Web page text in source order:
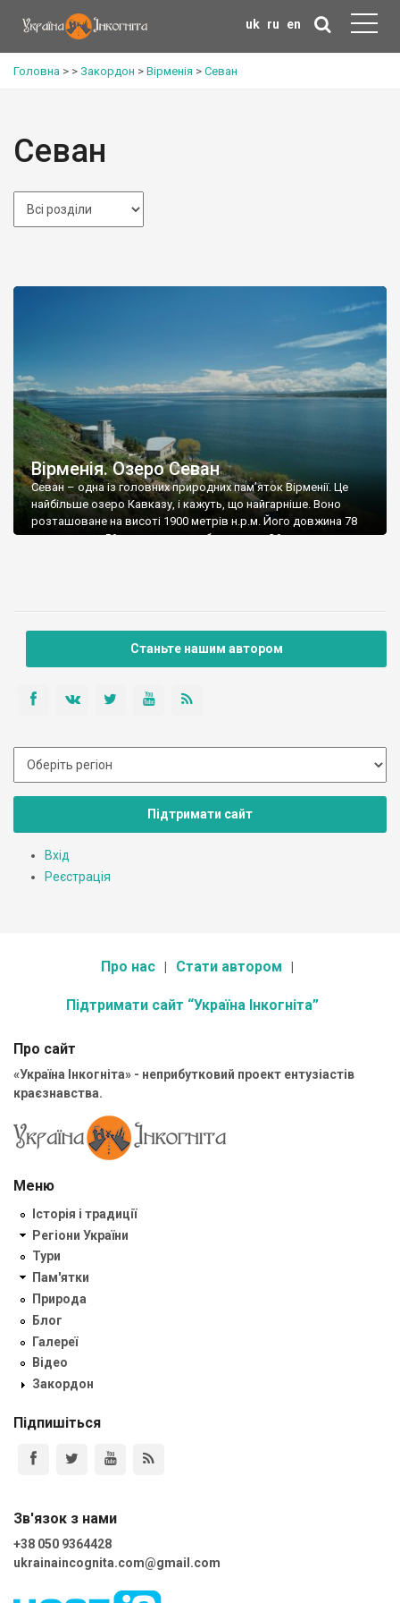
uk ru en
Головна > > Закордон > Вірменія > Севан
Севан
Вірменія. Озеро Севан
Севан – одна із головних природних пам’яток Вірменії. Це
найбільше озеро Кавказу, і кажуть, що найгарніше. Воно
розташоване на висоті 1900 метрів н.р.м. Його довжина 78
км, а ширина 56 км. середня глибина озера 26 м, а
Станьте нашим автором
Підтримати сайт
Вхід
Реєстрація
Про нас Стати автором
Підтримати сайт “Україна Інкогніта”
Про сайт
«Україна Інкогніта» - неприбутковий проект ентузіастів
краєзнавства.
Меню
Історія і традиції
Регіони України
Тури
Пам'ятки
Природа
Блог
Галереї
Відео
Закордон
Підпишіться
Зв'язок з нами
+38 050 9364428
ukrainaincognita.com@gmail.com